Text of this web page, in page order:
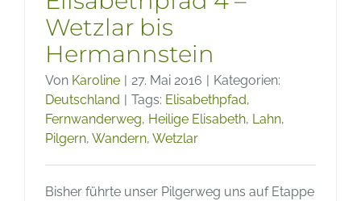
Wetzlar bis
Hermannstein
Von Karoline 27. Mai 2016
Kategorien:
Deutschland
Tags: Elisabethpfad,
Fernwanderweg, Heilige Elisabeth, Lahn,
Pilgern, Wandern, Wetzlar
Bisher führte unser Pilgerweg uns auf Etappe